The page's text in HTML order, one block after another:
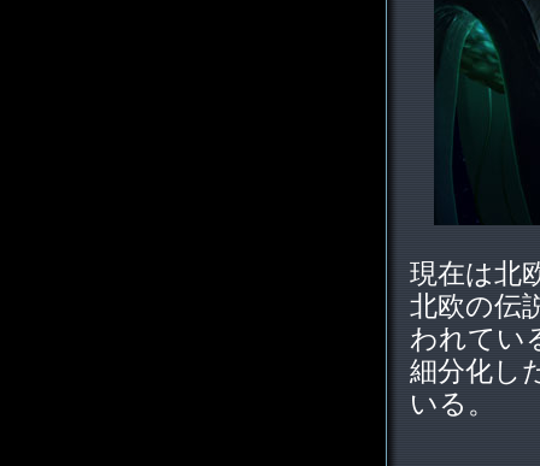
現在は北
北欧の伝
われてい
細分化し
いる。